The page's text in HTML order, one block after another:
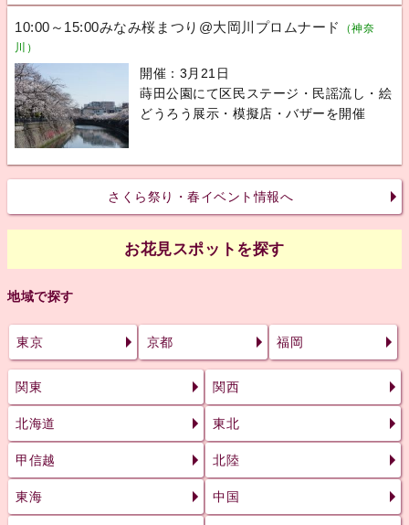
10:00～15:00みなみ桜まつり@大岡川プロムナード
（神奈
川）
開催：3月21日
蒔田公園にて区民ステージ・民謡流し・絵
どうろう展示・模擬店・バザーを開催
さくら祭り・春イベント情報へ
お花見スポットを探す
地域で探す
東京 京都 福岡
関東 関西
北海道 東北
甲信越 北陸
東海 中国